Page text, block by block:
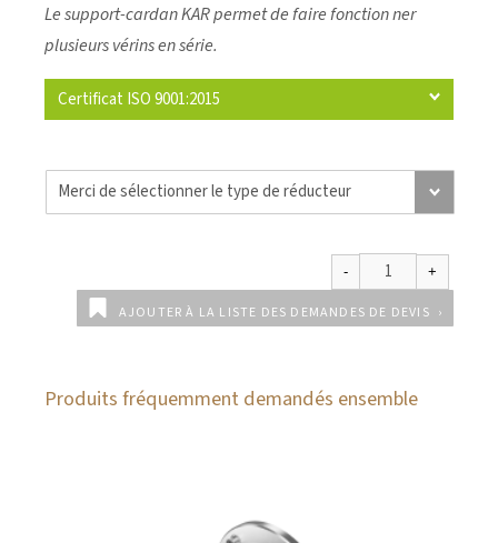
Le support-cardan KAR permet de faire fonction ner
plusieurs vérins en série.
Certificat ISO 9001:2015
AJOUTER À LA LISTE DES DEMANDES DE DEVIS
Produits fréquemment demandés ensemble